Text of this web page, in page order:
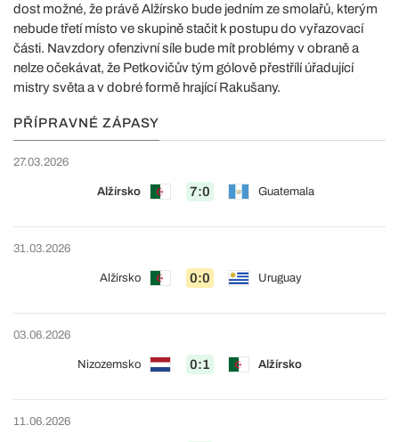
dost možné, že právě Alžírsko bude jedním ze smolařů, kterým
nebude třetí místo ve skupině stačit k postupu do vyřazovací
části. Navzdory ofenzivní síle bude mít problémy v obraně a
nelze očekávat, že Petkovičův tým gólově přestřílí úřadující
mistry světa a v dobré formě hrající Rakušany.
PŘÍPRAVNÉ ZÁPASY
27.03.2026
Alžírsko 7:0 Guatemala
31.03.2026
Alžírsko 0:0 Uruguay
03.06.2026
Nizozemsko 0:1 Alžírsko
11.06.2026